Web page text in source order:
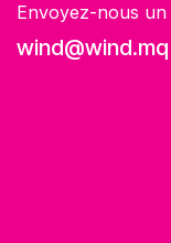
Envoyez-nous un
wind@wind.mq